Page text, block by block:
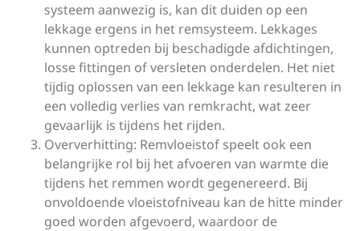
systeem aanwezig is, kan dit duiden op een
lekkage ergens in het remsysteem. Lekkages
kunnen optreden bij beschadigde afdichtingen,
losse fittingen of versleten onderdelen. Het niet
tijdig oplossen van een lekkage kan resulteren in
een volledig verlies van remkracht, wat zeer
gevaarlijk is tijdens het rijden.
Oververhitting: Remvloeistof speelt ook een
belangrijke rol bij het afvoeren van warmte die
tijdens het remmen wordt gegenereerd. Bij
onvoldoende vloeistofniveau kan de hitte minder
goed worden afgevoerd, waardoor de